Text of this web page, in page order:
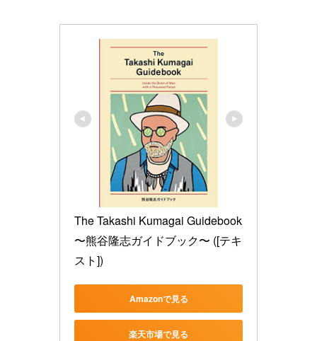
The Takashi Kumagai Guidebook
〜熊谷隆志ガイドブック〜 ([テキ
スト])
Amazonで見る
楽天市場で見る